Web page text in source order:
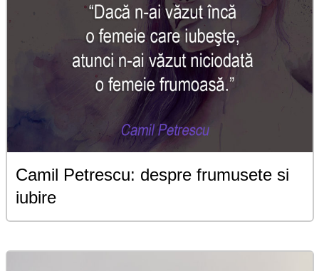
Camil Petrescu: despre frumusete si
iubire